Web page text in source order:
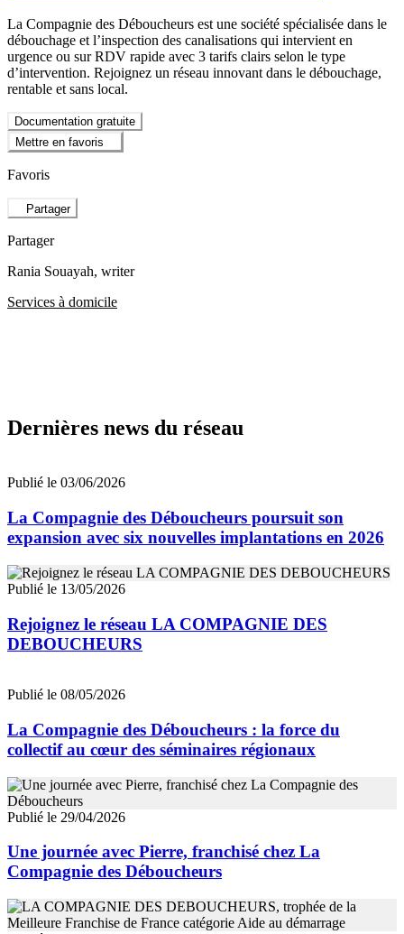
La Compagnie des Déboucheurs est une société spécialisée dans le
débouchage et l’inspection des canalisations qui intervient en
urgence ou sur RDV rapide avec 3 tarifs clairs selon le type
d’intervention. Rejoignez un réseau innovant dans le débouchage,
rentable et sans local.
Documentation gratuite
Mettre en favoris
Favoris
Partager
Partager
Rania Souayah, writer
Services à domicile
Dernières news du réseau
Publié le 03/06/2026
La Compagnie des Déboucheurs poursuit son
expansion avec six nouvelles implantations en 2026
Publié le 13/05/2026
Rejoignez le réseau LA COMPAGNIE DES
DEBOUCHEURS
Publié le 08/05/2026
La Compagnie des Déboucheurs : la force du
collectif au cœur des séminaires régionaux
Publié le 29/04/2026
Une journée avec Pierre, franchisé chez La
Compagnie des Déboucheurs